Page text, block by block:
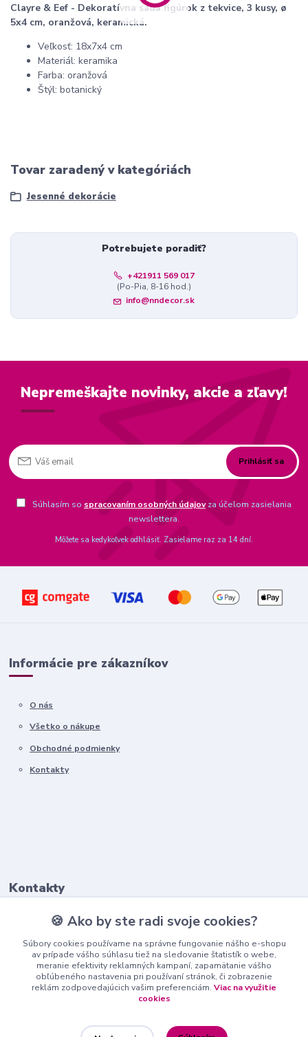
Clayre & Eef - Dekoratívna sada figúrok z tekvice, 3 kusy, ø
5x4 cm, oranžová, keramická.
Veľkosť: 18x7x4 cm
Materiál: keramika
Farba: oranžová
Štýl: botanický
Tovar zaradený v kategóriách
Jesenné dekorácie
Potrebujete poradiť?
+421911 569 017
(Po-Pia, 8-16 hod.)
info@nndecor.sk
Nepremeškajte novinky, akcie a zľavy!
Prihlásiť sa
Súhlasím so spracovaním osobných údajovza účelom zasielania
newslettera.
Môžete sa kedykoľvek odhlásiť. Zasielame raz za 14 dní.
Informácie pre zákazníkov
O nás
Všetko o nákupe
Obchodné podmienky
Kontakty
Kontakty
+421911 569 017
(Po-Pia, 8-16 hod.)
info@nndecor.sk
🍪 Ako by ste radi svoje cookies?
Súbory cookies používame na správne fungovanie nášho e-shopu
av prípade vášho súhlasu tiež na sledovanie štatistík o webe,
meranie efektivity reklamných kampaní, zapamätanie vášho
obľúbeného nastavenia pri používaní stránok, či zobrazenie
reklám zodpovedajúcich vašim preferenciám. Viac na využitie
cookies